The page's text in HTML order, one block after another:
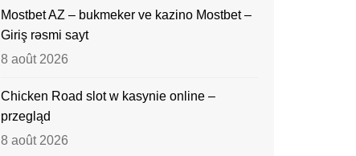
Mostbet AZ – bukmeker ve kazino Mostbet –
Giriş rəsmi sayt
8 août 2026
Chicken Road slot w kasynie online –
przegląd
8 août 2026